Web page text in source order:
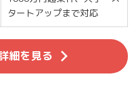
タートアップまで対応
細を見る